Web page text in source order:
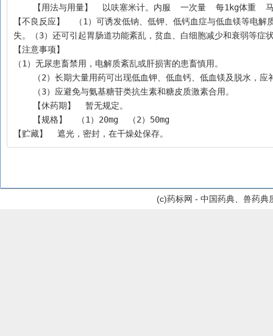
【用法与用量】  以呋塞米计。内服  一次量  每1kg体重
【不良反应】  （1）可诱发低钠、低钾、低钙血症与低血镁等电
失。（3）还可引起胃肠道功能紊乱，贫血、白细胞减少和衰弱等症
【注意事项】
（1）无尿患畜禁用，电解质紊乱或肝损害的患畜慎用。
（2）长期大量用药可出现低血钾、低血钙、低血镁及脱水
    （3）应避免与氨基糖苷类抗生素和糖皮质激素合用。
    【休药期】  暂无规定。
    【规格】  （1）20mg  （2）50mg
【贮藏】  遮光，密封，在干燥处保存。
(c)药标网 - 中国药典、兽药典